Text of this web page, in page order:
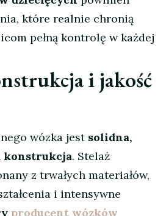
które realnie chronią
pełną kontrolę w każdej
i jakość
wózka jest solidna,
konstrukcja. Stelaż
z trwałych materiałów,
i intensywne
producent wózków